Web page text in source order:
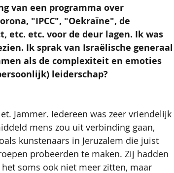
van een programma over
"IPCC", "Oekraïne", de
etc. etc. voor de deur lagen. Ik was
Ik sprak van Israëlische generaal
als de complexiteit en emoties
leiderschap?
Jammer. Iedereen was zeer vriendelijk
mens zou uit verbinding gaan,
kunstenaars in Jeruzalem die juist
probeerden te maken. Zij hadden
soms ook niet meer zitten, maar